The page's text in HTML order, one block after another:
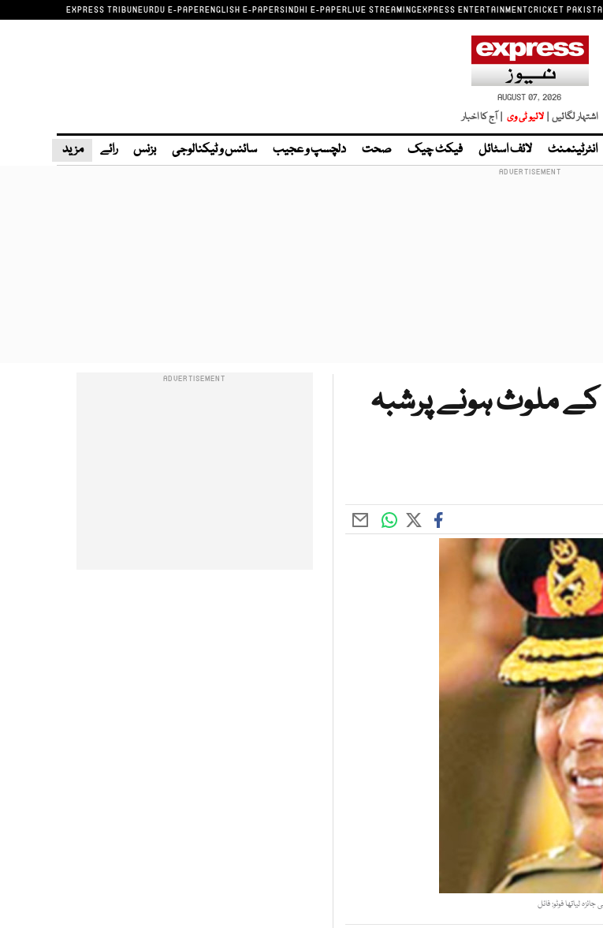
EXPRESS TRIBUNEURDU E-PAPERENGLISH E-PAPERSINDHI E-PAPERLIVE STREAMINGEXPRESS ENTERTAINMENTCRICKET
AUGUST 07, 2026
اشتہار لگائیں | لائیو ٹی وی | آج کا اخبار
انٹرٹینمنٹ لائف اسٹائل فیکٹ چیک صحت دلچسپ و عجیب سائنس و ٹیکنالوجی بزنس رائے مزید
کے ملوث ہونے پرشبہ
لیاتھا فوٹو: فائل